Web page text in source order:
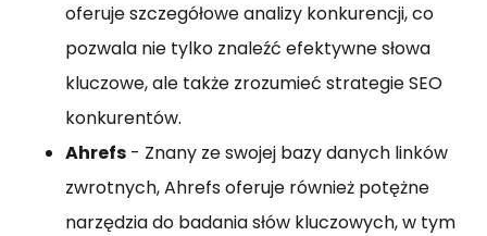
oferuje szczegółowe analizy konkurencji, co
pozwala nie tylko znaleźć efektywne słowa
kluczowe, ale także zrozumieć strategie SEO
konkurentów.
Ahrefs - Znany ze swojej bazy danych linków
zwrotnych, Ahrefs oferuje również potężne
narzędzia do badania słów kluczowych, w tym